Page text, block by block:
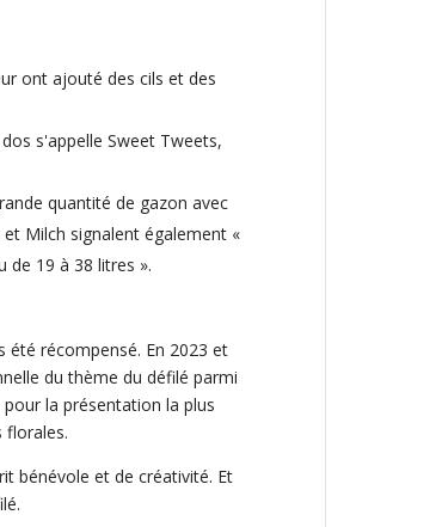
ont ajouté des cils et des
s'appelle Sweet Tweets,
quantité de gazon avec
Milch signalent également «
de 19 à 38 litres ».
été récompensé. En 2023 et
du thème du défilé parmi
la présentation la plus
florales.
bénévole et de créativité. Et